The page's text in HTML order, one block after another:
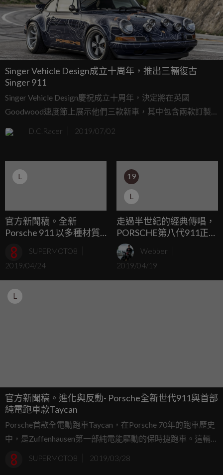
Singer Vehicle Design成立十周年，推出三輛復古
Singer 911
Singer Vehicle Design慶祝成立十周年，決定將在英國
Goodwood速度節上展示他們三款新車，其中包含兩款訂製
Singer 911以及一款名為Dynamics and Lightweight
Study(DLS)的測試車。Singer在老保時捷圈子中有著莫大名
D.C.Racer 2019/07/02
L
官方新聞稿。全新
Porsche 911 以多種材質
製成 更輕盈、更穩定。
911 Cabriolet 採全新複合
組件
SUPERMOTO8
2019/04/24
19
L
走過半世紀的經典傳唱，
PORSCHE第八代911正式
在台亮相
Webber
2019/04/19
L
官方新聞稿。進化與反動- Porsche全新世代911與首部
純電跑車款Taycan
Porsche首款全電動跑車Taycan，在Porsche 70年的跑車歷史
中，是Zuffenhausen第一部純電能驅動的保時捷跑車。這輛
即將推動保時捷邁入跑車性能的嶄新境界的純電動車，將於
今年9月進行全球首演。台灣保時捷於2018年底推出
SUPERMOTO8 2019/03/28